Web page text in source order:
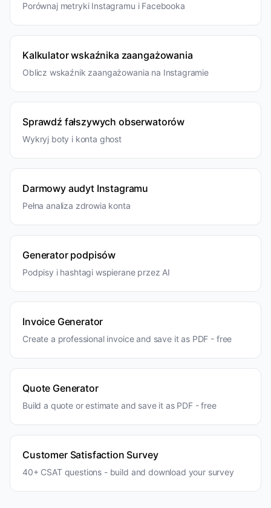
Porównaj metryki Instagramu i Facebooka
Kalkulator wskaźnika zaangażowania
Oblicz wskaźnik zaangażowania na Instagramie
Sprawdź fałszywych obserwatorów
Wykryj boty i konta ghost
Darmowy audyt Instagramu
Pełna analiza zdrowia konta
Generator podpisów
Podpisy i hashtagi wspierane przez AI
Invoice Generator
Create a professional invoice and save it as PDF - free
Quote Generator
Build a quote or estimate and save it as PDF - free
Customer Satisfaction Survey
40+ CSAT questions - build and download your survey